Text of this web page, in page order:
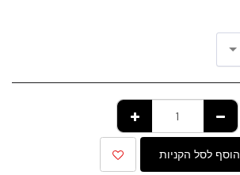
הוסף לסל הקניות